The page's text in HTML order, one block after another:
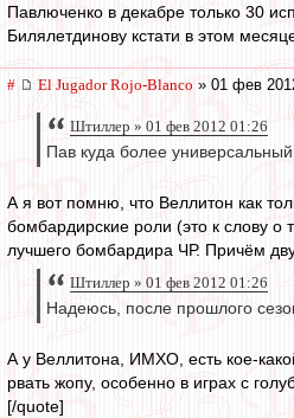
Павлюченко в декабре только 30
Билялетдинову кстати в этом
# El Jugador Rojo-Blanco » 01 фев
Штиллер » 01 фев 2012 01:26
Пав куда более
А я вот помню, что Веллитон как
бомбардирские роли (это к слову о
лучшего бомбардира ЧР. Причём
Штиллер » 01 фев 2012 01:26
Надеюсь, после прошлого
А у Веллитона, ИМХО, есть кое-
рвать жопу, особенно в играх с
[/quote]